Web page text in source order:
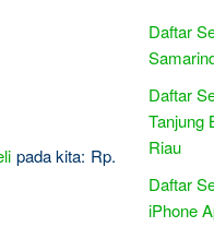
pada kita: Rp.
Daftar
Daftar
Tanjung
Riau
Daftar
iPhone